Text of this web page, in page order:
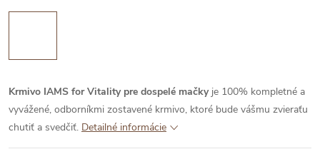
Krmivo IAMS for Vitality pre dospelé mačkyje 100% kompletné a
vyvážené, odborníkmi zostavené krmivo, ktoré bude vášmu zvieraťu
chutiť a svedčiť. Detailné informácie